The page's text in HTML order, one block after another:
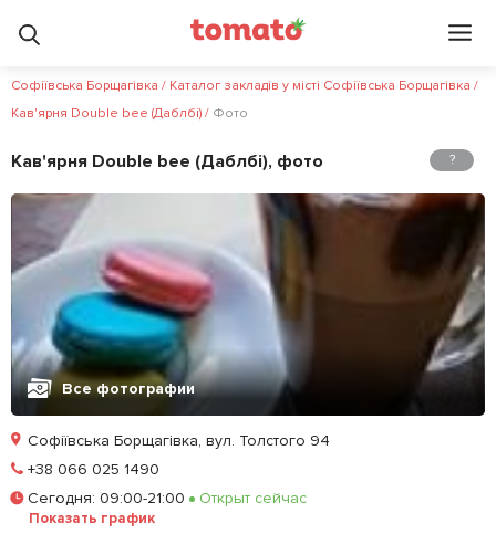
Софіївська Борщагівка / Каталог закладів у місті Софіївська Борщагівка /
Кав'ярня Double bee (Даблбі) / Фото
Кав'ярня Double bee (Даблбі), фото ?
Все фотографии
Залишити відгук
Софіївська Борщагівка, вул. Толстого 94
+38 066 025 1490
Сегодня: 09:00-21:00 Открыт сейчас
Показать график